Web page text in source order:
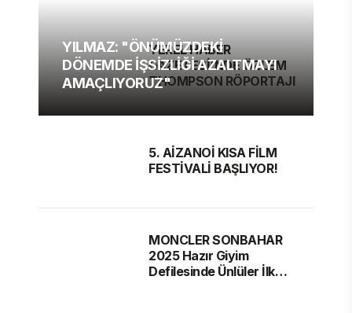
YILMAZ: "ÖNÜMÜZDEKİ
DÖNEMDE İŞSİZLİĞİ AZALTMAYI
AMAÇLIYORUZ"
YEREL HABER
GAZETESİ'NDE ÖZLEM
THOMPSON RÖPORTAJI
5. AİZANOİ KISA FİLM
FESTİVALİ BAŞLIYOR!
MONCLER SONBAHAR
2025 Hazır Giyim
Defilesinde Ünlüler İlk